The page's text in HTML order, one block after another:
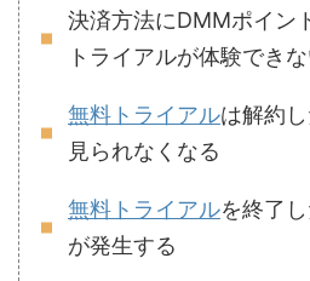
決済方法にDMMポイン
トライアルが体験でき
無料トライアルは解約
見られなくなる
無料トライアルを終了
が発生する